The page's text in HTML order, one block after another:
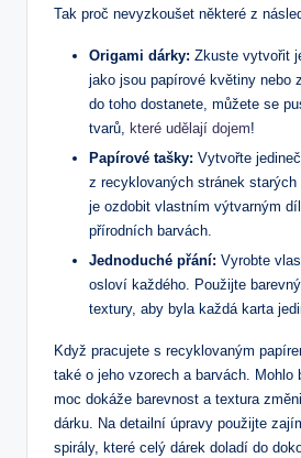
Tak proč nevyzkoušet některé z
Origami dárky: Zkuste vytvořit
jako jsou papírové květiny nebo
do toho dostanete, můžete se
tvarů, které udělají dojem!
Papírové tašky: Vytvořte
z recyklovaných stránek
je ozdobit vlastním výtvarným
přírodních barvách.
Jednoduché přání: Vyrobte
osloví každého. Použijte
textury, aby byla každá karta
Když pracujete s recyklovaným
také o jeho vzorech a barvách. Mohlo
moc dokáže barevnost a textura
dárku. Na detailní úpravy použijte
spirály, které celý dárek doladí do